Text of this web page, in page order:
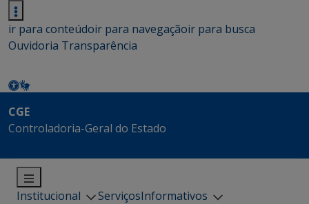
ir para conteúdoir para navegaçãoir para busca
Ouvidoria Transparência
CGE
Controladoria-Geral do Estado
Institucional ServiçosInformativos